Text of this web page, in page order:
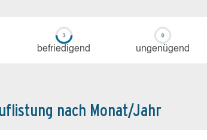
be­frie­di­gend un­ge­nü­gend
nach Monat/Jahr